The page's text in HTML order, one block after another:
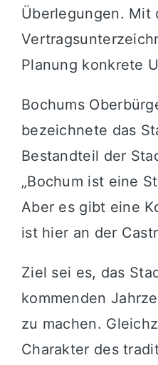
Überlegungen. Mit
Planung konkrete
Bochums
bezeichnete das
Bestandteil der
„Bochum ist eine
Aber es gibt eine
ist hier an der
Ziel sei es, das
kommenden
zu machen.
Charakter des